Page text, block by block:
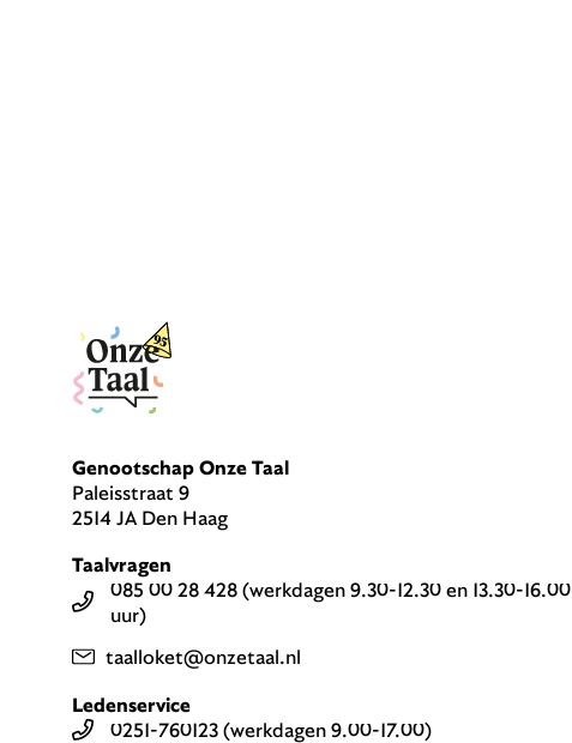
Genootschap Onze Taal
Paleisstraat 9
2514 JA Den Haag
Taalvragen
085 00 28 428 (werkdagen 9.30-12.30 en 13.30-16.00
uur)
taalloket@onzetaal.nl
Ledenservice
0251-760123 (werkdagen 9.00-17.00)